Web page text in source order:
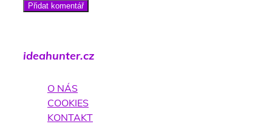
Přidat komentář
ideahunter.cz
O NÁS
COOKIES
KONTAKT